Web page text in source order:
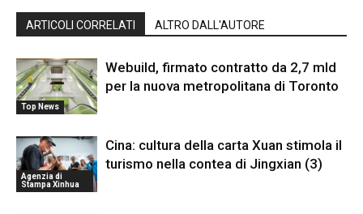
ARTICOLI CORRELATI ALTRO DALL'AUTORE
Top News
Webuild, firmato contratto da 2,7 mld
per la nuova metropolitana di Toronto
Agenzia di
Stampa Xinhua
Cina: cultura della carta Xuan stimola il
turismo nella contea di Jingxian (3)